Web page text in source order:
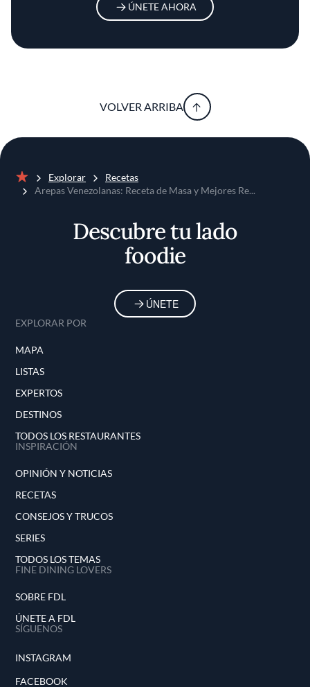
ÚNETE AHORA
VOLVER ARRIBA
Inicio
Explorar
Recetas
Arepas Venezolanas: Receta de Masa y Mejores Re...
Descubre tu lado
foodie
ÚNETE
EXPLORAR POR
MAPA
LISTAS
EXPERTOS
DESTINOS
TODOS LOS RESTAURANTES
INSPIRACIÓN
OPINIÓN Y NOTICIAS
RECETAS
CONSEJOS Y TRUCOS
SERIES
TODOS LOS TEMAS
FINE DINING LOVERS
SOBRE FDL
ÚNETE A FDL
SÍGUENOS
INSTAGRAM
FACEBOOK